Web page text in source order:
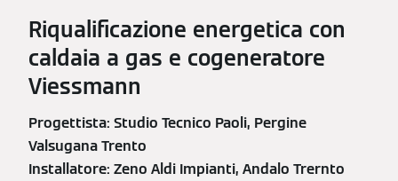
Riqualificazione energetica con
caldaia a gas e cogeneratore
Viessmann
Progettista: Studio Tecnico Paoli, Pergine
Valsugana Trento
Installatore: Zeno Aldi Impianti, Andalo Trernto